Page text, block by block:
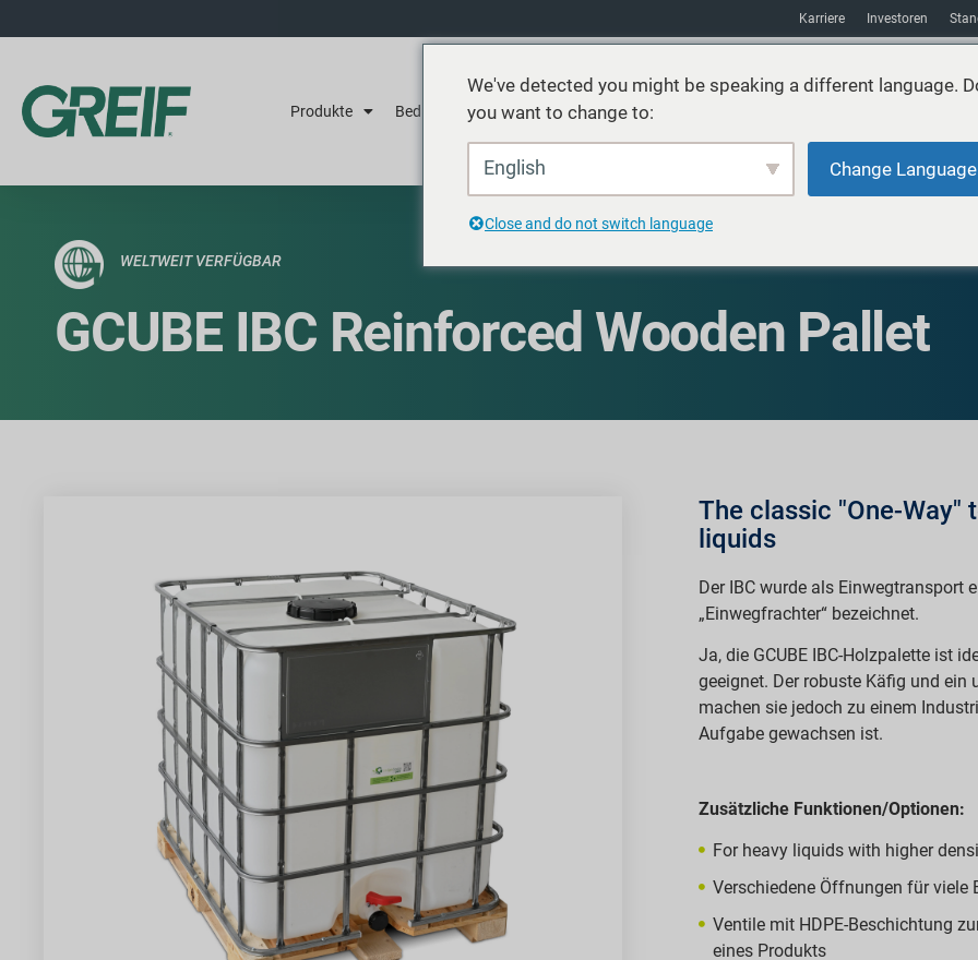
Karriere Investoren
Produkte Bedienung Nachhaltigkeit Absatzmarkt
WELTWEIT VERFÜGBAR
GCUBE IBC Reinforced Wooden Pallet
The classic "One-Way"
liquids
Der IBC wurde als Einwegtransport
„Einwegfrachter“ bezeichnet.
Ja, die GCUBE IBC-Holzpalette ist
geeignet. Der robuste Käfig und
machen sie jedoch zu einem
Aufgabe gewachsen ist.
Zusätzliche Funktionen/Optionen:
For heavy liquids with higher
Verschiedene Öffnungen für viele
Ventile mit HDPE-Beschichtung
eines Produkts
We've detected you might be speaking a different language.
you want to change to:
English Change Language
Close and do not switch language